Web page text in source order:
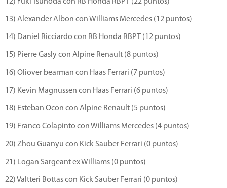
13) Alexander Albon con Williams Mercedes (12 puntos)
14) Daniel Ricciardo con RB Honda RBPT (12 puntos)
15) Pierre Gasly con Alpine Renault (8 puntos)
16) Oliover bearman con Haas Ferrari (7 puntos)
17) Kevin Magnussen con Haas Ferrari (6 puntos)
18) Esteban Ocon con Alpine Renault (5 puntos)
19) Franco Colapinto con Williams Mercedes (4 puntos)
20) Zhou Guanyu con Kick Sauber Ferrari (0 puntos)
21) Logan Sargeant ex Williams (0 puntos)
22) Valtteri Bottas con Kick Sauber Ferrari (0 puntos)